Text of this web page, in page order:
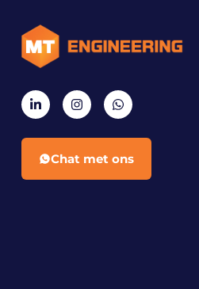
Chat met ons